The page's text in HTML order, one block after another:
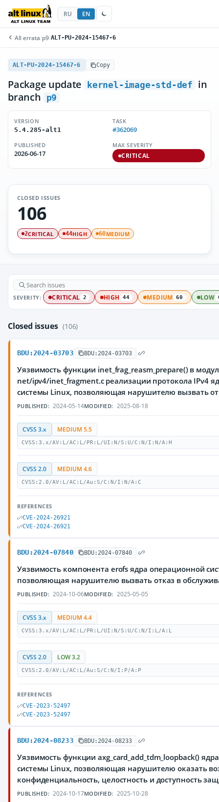
RU EN
All errata/p9/ALT-PU-2024-15467-6
ALT-PU-2024-15467-6 Copy
Package update kernel-image-std-def
in
branch
p9
VERSION
5.4.285-alt1
TASK
#362069
PUBLISHED
2026-06-17
MAX SEVERITY
CRITICAL
CLOSED ISSUES
106
2CRITICAL 44HIGH 60MEDIUM
SEVERITY: CRITICAL 2 HIGH 44 MEDIUM 60 LOW
Closed issues (106)
BDU:2024-03703 BDU:2024-03703
Уязвимость функции inet_frag_reasm_prepare() в
net/ipv4/inet_fragment.c реализации протокола IPv4
системы Linux, позволяющая нарушителю вызвать
PUBLISHED: 2024-05-14MODIFIED: 2025-08-18
CVSS 3.x MEDIUM 5.5
CVSS:3.x/AV:L/AC:L/PR:L/UI:N/S:U/C:N/I:N/A:H
CVSS 2.0 MEDIUM 4.6
CVSS:2.0/AV:L/AC:L/Au:S/C:N/I:N/A:C
REFERENCES
CVE-2024-26921
CVE-2024-26921
BDU:2024-07840 BDU:2024-07840
Уязвимость компонента erofs ядра операционной
позволяющая нарушителю вызвать отказ в
PUBLISHED: 2024-10-06MODIFIED: 2025-05-05
CVSS 3.x MEDIUM 4.4
CVSS:3.x/AV:L/AC:L/PR:L/UI:N/S:U/C:N/I:L/A:L
CVSS 2.0 LOW 3.2
CVSS:2.0/AV:L/AC:L/Au:S/C:N/I:P/A:P
REFERENCES
CVE-2023-52497
CVE-2023-52497
BDU:2024-08233 BDU:2024-08233
Уязвимость функции axg_card_add_tdm_loopback()
системы Linux, позволяющая нарушителю оказать
конфиденциальность, целостность и доступность
PUBLISHED: 2024-10-17MODIFIED: 2025-10-28